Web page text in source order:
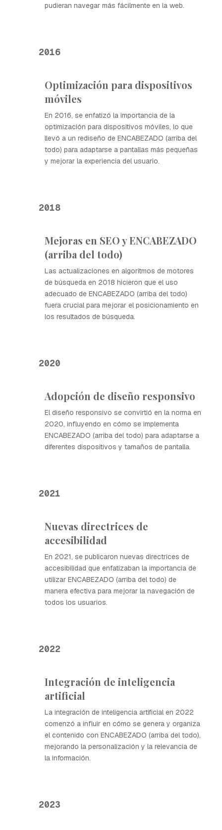
pudieran navegar más fácilmente en la web.
2016
Optimización para dispositivos
móviles
En 2016, se enfatizó la importancia de la
optimización para dispositivos móviles, lo que
llevó a un rediseño de ENCABEZADO (arriba del
todo) para adaptarse a pantallas más pequeñas
y mejorar la experiencia del usuario.
2018
Mejoras en SEO y ENCABEZADO
(arriba del todo)
Las actualizaciones en algoritmos de motores
de búsqueda en 2018 hicieron que el uso
adecuado de ENCABEZADO (arriba del todo)
fuera crucial para mejorar el posicionamiento en
los resultados de búsqueda.
2020
Adopción de diseño responsivo
El diseño responsivo se convirtió en la norma en
2020, influyendo en cómo se implementa
ENCABEZADO (arriba del todo) para adaptarse a
diferentes dispositivos y tamaños de pantalla.
2021
Nuevas directrices de
accesibilidad
En 2021, se publicaron nuevas directrices de
accesibilidad que enfatizaban la importancia de
utilizar ENCABEZADO (arriba del todo) de
manera efectiva para mejorar la navegación de
todos los usuarios.
2022
Integración de inteligencia
artificial
La integración de inteligencia artificial en 2022
comenzó a influir en cómo se genera y organiza
el contenido con ENCABEZADO (arriba del todo),
mejorando la personalización y la relevancia de
la información.
2023